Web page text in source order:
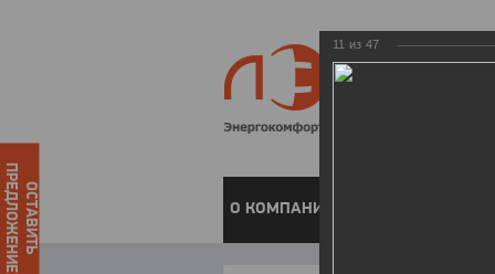
О КОМПАНИИ
ОСТАВИТЬ
ПРЕДЛОЖЕНИЕ
11 из 47